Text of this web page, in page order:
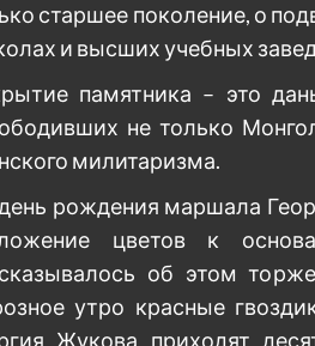
старшее поколение, о
и высших учебных
памятника – это
не только
милитаризма.
рождения маршала
цветов к
об этом
утро красные
Жукова приходят